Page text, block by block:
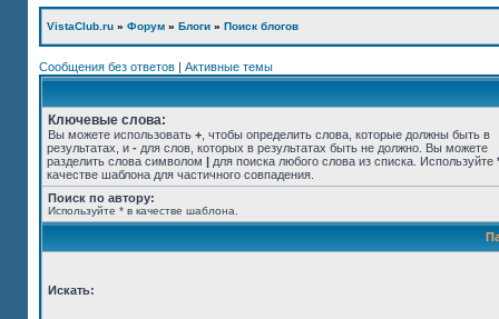
VistaClub.ru » Форум » Блоги » Поиск блогов
Сообщения без ответов | Активные темы
Ключевые слова:
Вы можете использовать + , чтобы определить слова, которые должны быть в
результатах, и - для слов, которых в результатах быть не должно. Вы можете
разделить слова символом | для поиска любого слова из списка. Используйте
качестве шаблона для частичного совпадения.
Поиск по автору:
Используйте * в качестве шаблона.
Искать: